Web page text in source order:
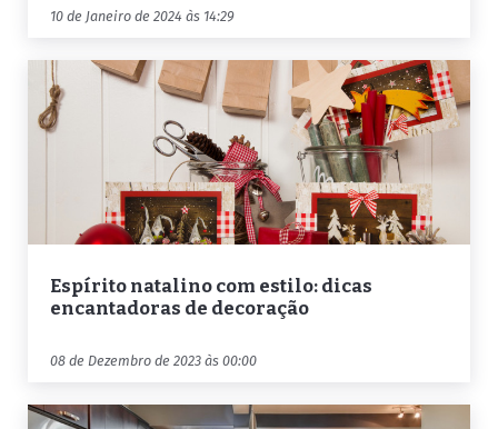
10 de Janeiro de 2024 às 14:29
Espírito natalino com estilo: dicas
encantadoras de decoração
08 de Dezembro de 2023 às 00:00